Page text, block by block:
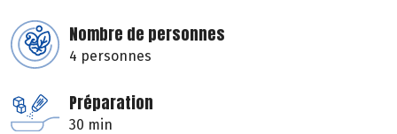
Nombre de personnes
4 personnes
Préparation
30 min